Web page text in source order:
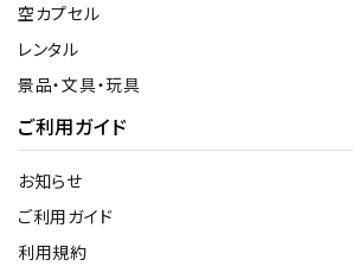
空カプセル
レンタル
景品・文具・玩具
ご利用ガイド
お知らせ
ご利用ガイド
利用規約